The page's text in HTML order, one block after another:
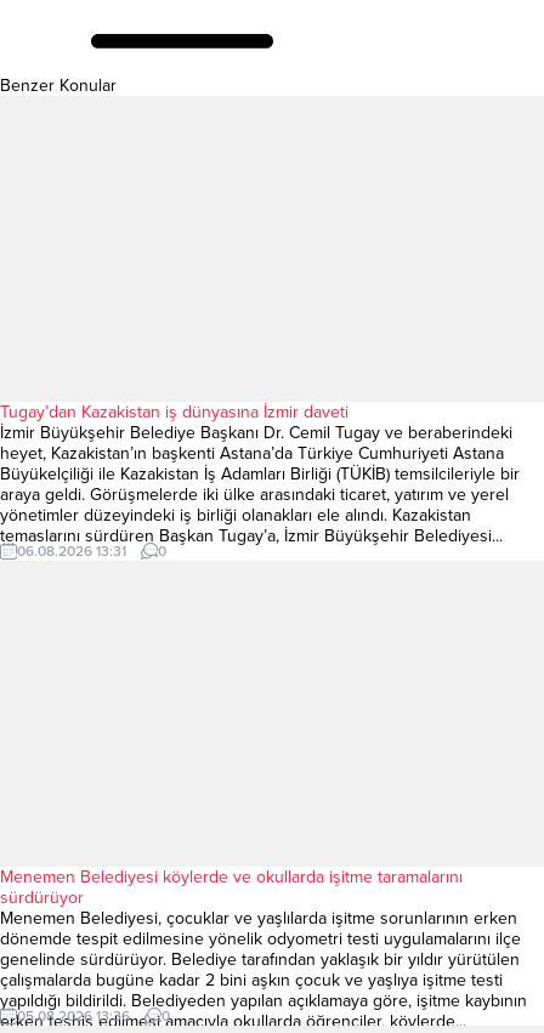
Benzer Konular
Tugay’dan Kazakistan iş dünyasına İzmir daveti
İzmir Büyükşehir Belediye Başkanı Dr. Cemil Tugay ve beraberindeki
heyet, Kazakistan’ın başkenti Astana’da Türkiye Cumhuriyeti Astana
Büyükelçiliği ile Kazakistan İş Adamları Birliği (TÜKİB) temsilcileriyle bir
araya geldi. Görüşmelerde iki ülke arasındaki ticaret, yatırım ve yerel
yönetimler düzeyindeki iş birliği olanakları ele alındı. Kazakistan
temaslarını sürdüren Başkan Tugay’a, İzmir Büyükşehir Belediyesi...
06.08.2026 13:31 0
Menemen Belediyesi köylerde ve okullarda işitme taramalarını
sürdürüyor
Menemen Belediyesi, çocuklar ve yaşlılarda işitme sorunlarının erken
dönemde tespit edilmesine yönelik odyometri testi uygulamalarını ilçe
genelinde sürdürüyor. Belediye tarafından yaklaşık bir yıldır yürütülen
çalışmalarda bugüne kadar 2 bini aşkın çocuk ve yaşlıya işitme testi
yapıldığı bildirildi. Belediyeden yapılan açıklamaya göre, işitme kaybının
erken teşhis edilmesi amacıyla okullarda öğrenciler, köylerde...
05.08.2026 13:36 0